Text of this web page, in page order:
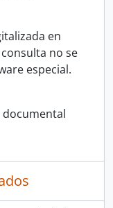
en
no se
especial.
documental